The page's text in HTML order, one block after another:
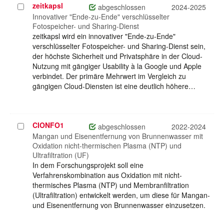
Projekt
auswählen
zeitkapsl abgeschlossen
2024-2025
Innovativer "Ende-zu-Ende" verschlüsselter
Fotospeicher- und Sharing-Dienst
zeitkapsl wird ein innovativer "Ende-zu-Ende"
verschlüsselter Fotospeicher- und Sharing-Dienst sein,
der höchste Sicherheit und Privatsphäre in der Cloud-
Nutzung mit gängiger Usability à la Google und Apple
verbindet. Der primäre Mehrwert im Vergleich zu
gängigen Cloud-Diensten ist eine deutlich höhere…
Projekt
auswählen
CIONFO1 abgeschlossen
2022-2024
Mangan und Eisenentfernung von Brunnenwasser mit
Oxidation nicht-thermischen Plasma (NTP) und
Ultrafiltration (UF)
In dem Forschungsprojekt soll eine
Verfahrenskombination aus Oxidation mit nicht-
thermisches Plasma (NTP) und Membranfiltration
(Ultrafiltration) entwickelt werden, um diese für Mangan-
und Eisenentfernung von Brunnenwasser einzusetzen.